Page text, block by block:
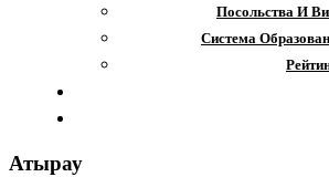
Посольства И
Система
Атырау